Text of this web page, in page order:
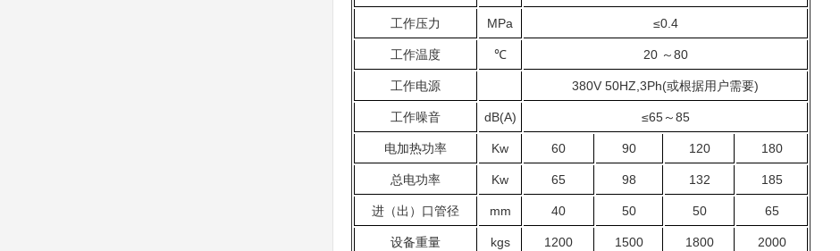
工作压力 MPa ≤0.4
工作温度 ℃ 20 ～80
工作电源 380V 50HZ,3Ph(或根据用户需要)
工作噪音 dB(A) ≤65～85
电加热功率 Kw 60 90 120 180
总电功率 Kw 65 98 132 185
进（出）口管径 mm 40 50 50 65
设备重量 kgs 1200 1500 1800 2000